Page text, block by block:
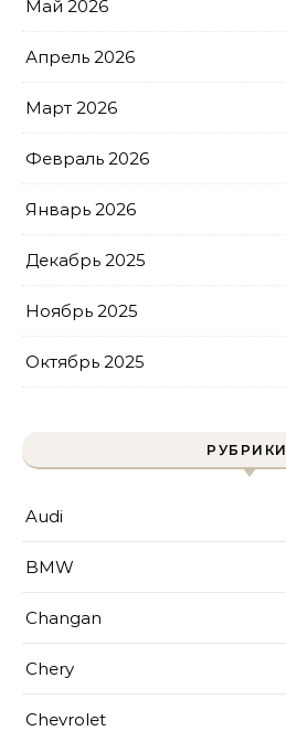
Май 2026
Апрель 2026
Март 2026
Февраль 2026
Январь 2026
Декабрь 2025
Ноябрь 2025
Октябрь 2025
РУБРИКИ
Audi
BMW
Changan
Chery
Chevrolet